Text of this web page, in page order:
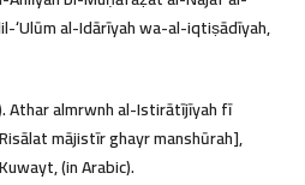
ʻUlūm al-Idārīyah wa-al-iqtiṣādīyah,
Athar almrwnh al-Istirātījīyah fī
mājistīr ghayr manshūrah],
(in Arabic).